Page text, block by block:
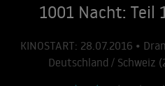
1001 Nacht: Teil
KINOSTART: 28.07.2016 •
Deutschland / Schweiz